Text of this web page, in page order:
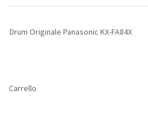
Drum Originale Panasonic KX-FA84X
Carrello